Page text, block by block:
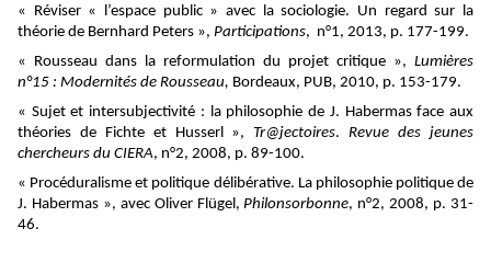
« Réviser « l’espace public » avec la sociologie. Un regard sur la
théorie de Bernhard Peters », Participations, n°1, 2013, p. 177-199.
« Rousseau dans la reformulation du projet critique », Lumières
n°15 : Modernités de Rousseau, Bordeaux, PUB, 2010, p. 153-179.
« Sujet et intersubjectivité : la philosophie de J. Habermas face aux
théories de Fichte et Husserl »,Tr@jectoires.Revue des jeunes
chercheurs du CIERA, n°2, 2008, p. 89-100.
« Procéduralisme et politique délibérative. La philosophie politique de
J. Habermas », avec Oliver Flügel,Philonsorbonne, n°2, 2008, p. 31-
46.